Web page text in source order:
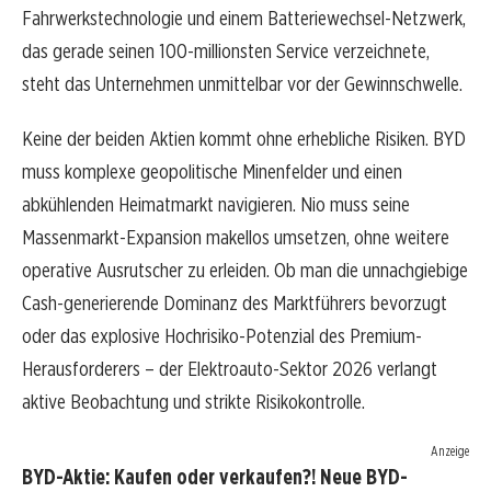
Fahrwerkstechnologie und einem Batteriewechsel-Netzwerk,
das gerade seinen 100-millionsten Service verzeichnete,
steht das Unternehmen unmittelbar vor der Gewinnschwelle.
Keine der beiden Aktien kommt ohne erhebliche Risiken. BYD
muss komplexe geopolitische Minenfelder und einen
abkühlenden Heimatmarkt navigieren. Nio muss seine
Massenmarkt-Expansion makellos umsetzen, ohne weitere
operative Ausrutscher zu erleiden. Ob man die unnachgiebige
Cash-generierende Dominanz des Marktführers bevorzugt
oder das explosive Hochrisiko-Potenzial des Premium-
Herausforderers – der Elektroauto-Sektor 2026 verlangt
aktive Beobachtung und strikte Risikokontrolle.
Anzeige
BYD-Aktie: Kaufen oder verkaufen?! Neue BYD-